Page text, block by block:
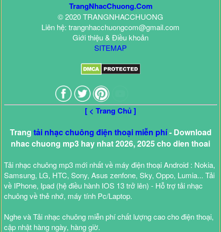
TrangNhacChuong.Com
© 2020 TRANGNHACCHUONG
Liên hệ: trangnhacchuongcom@gmail.com
Giới thiệu & Điều khoản
SITEMAP
[ < Trang Chủ ]
Trang tải nhạc chuông điện thoại miễn phí- Download
nhac chuong mp3 hay nhat 2026, 2025 cho dien thoai
Tải nhạc chuông mp3 mới nhất về máy điện thoại Android : Nokia,
Samsung, LG, HTC, Sony, Asus zenfone, Sky, Oppo, Lumia... Tải
về IPhone, Ipad (hệ điều hành IOS 13 trở lên) - Hỗ trợ tải nhạc
chuông về thẻ nhớ, máy tính Pc/Laptop.
Nghe và Tải nhạc chuông miễn phí chất lượng cao cho điện thoại,
cập nhật hàng ngày, hàng giờ.